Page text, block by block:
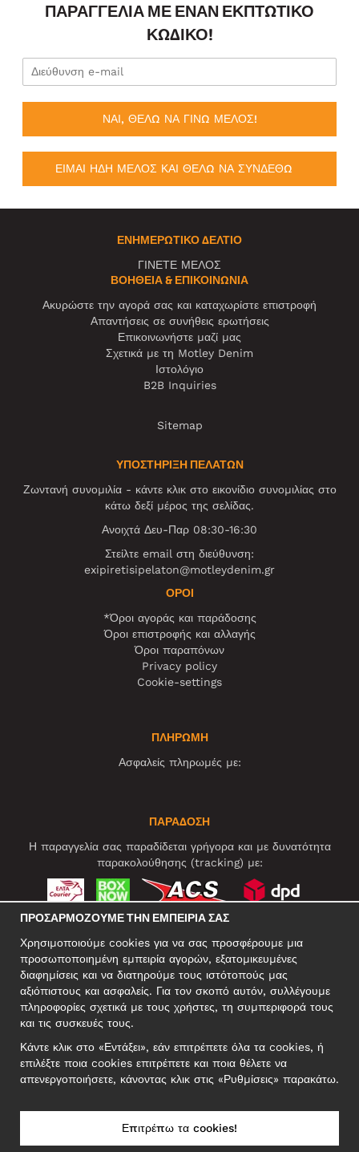
ΠΑΡΑΓΓΕΛΊΑ ΜΕ ΈΝΑΝ ΕΚΠΤΩΤΙΚΌ
ΚΩΔΙΚΌ!
ΝΑΙ, ΘΕΛΩ ΝΑ ΓΙΝΩ ΜΕΛΟΣ!
ΕΙΜΑΙ ΗΔΗ ΜΕΛΟΣ ΚΑΙ ΘΕΛΩ ΝΑ ΣΥΝΔΕΘΩ
ΕΝΗΜΕΡΩΤΙΚΌ ΔΕΛΤΊΟ
ΓΙΝΕΤΕ ΜΕΛΟΣ
ΒΟΉΘΕΙΑ & ΕΠΙΚΟΙΝΩΝΊΑ
Ακυρώστε την αγορά σας και καταχωρίστε επιστροφή
Απαντήσεις σε συνήθεις ερωτήσεις
Επικοινωνήστε μαζί μας
Σχετικά με τη Motley Denim
Ιστολόγιο
B2B Inquiries
Sitemap
ΥΠΟΣΤΗΡΙΞΗ ΠΕΛΑΤΩΝ
Ζωντανή συνομιλία - κάντε κλικ στο εικονίδιο συνομιλίας στο
κάτω δεξί μέρος της σελίδας.
Ανοιχτά Δευ-Παρ 08:30-16:30
Στείλτε email στη διεύθυνση:
exipiretisipelaton@motleydenim.gr
ΌΡΟΙ
*Όροι αγοράς και παράδοσης
Όροι επιστροφής και αλλαγής
Όροι παραπόνων
Privacy policy
Cookie-settings
ΠΛΗΡΩΜΗ
Ασφαλείς πληρωμές με:
ΠΑΡΑΔΟΣΗ
Η παραγγελία σας παραδίδεται γρήγορα και με δυνατότητα
παρακολούθησης (tracking) με:
ΕΠΑΓΓΕΛΜΑΤΙΚΗ ΔΙΕΥΘΥΝΣΗ
Motley Denim Europe OÜ
Reg: 12356245
ΣΗΜΕΙΩΣΗ! Μη στέλνετε επιστρεφόμενα προϊόντα σε αυτήν τη
ΠΡΟΣΑΡΜΌΖΟΥΜΕ ΤΗΝ ΕΜΠΕΙΡΊΑ ΣΑΣ
Χρησιμοποιούμε cookies για να σας προσφέρουμε μια
προσωποποιημένη εμπειρία αγορών, εξατομικευμένες
διαφημίσεις και να διατηρούμε τους ιστότοπούς μας
αξιόπιστους και ασφαλείς. Για τον σκοπό αυτόν, συλλέγουμε
πληροφορίες σχετικά με τους χρήστες, τη συμπεριφορά τους
και τις συσκευές τους.
Κάντε κλικ στο «Εντάξει», εάν επιτρέπετε όλα τα cookies, ή
επιλέξτε ποια cookies επιτρέπετε και ποια θέλετε να
απενεργοποιήσετε, κάνοντας κλικ στις «Ρυθμίσεις» παρακάτω.
Επιτρέπω τα cookies!